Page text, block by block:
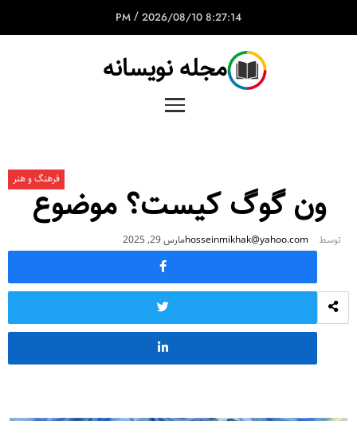
8:27:14 PM
/ 2026/08/10
مجله نویسانه
فرهنگ و هنر
ون گوگ کیست؟ موضوع
توسط hosseinmikhak@yahoo.comمارس 29, 2025